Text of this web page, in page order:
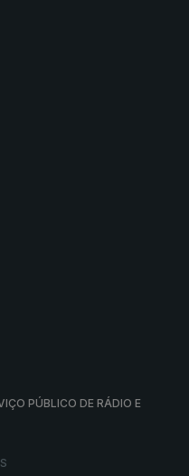
PÚBLICO DE RÁDIO E